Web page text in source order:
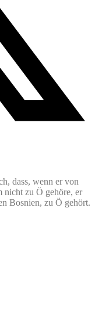
dass, wenn er von
nicht zu Ö gehöre, er
Bosnien, zu Ö gehört.